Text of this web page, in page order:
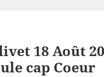
18 Août
cap Coeur